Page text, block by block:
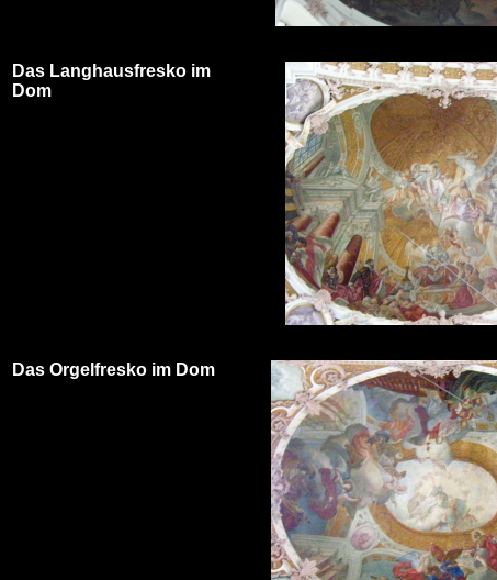
Das Langhausfresko im
Dom
Das Orgelfresko im Dom